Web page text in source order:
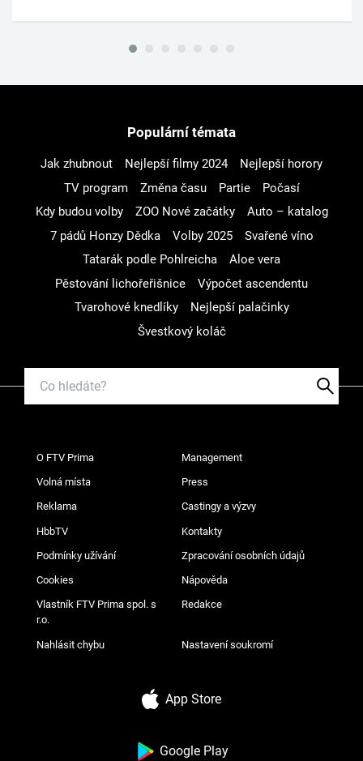
Populární témata
Jak zhubnout Nejlepší filmy 2024
Nejlepší horory
TV program
Změna času Partie
Počasí
Kdy budou volby
ZOO Nové začátky
Auto – katalog
7 pádů Honzy Dědka
Volby 2025
Svařené víno
Tatarák podle Pohlreicha
Aloe vera
Pěstování lichořeřišnice
Výpočet ascendentu
Tvarohové knedlíky
Nejlepší palačinky
Švestkový koláč
O FTV Prima Management
Volná místa Press
Reklama Castingy a výzvy
HbbTV Kontakty
Podmínky užívání Zpracování osobních údajů
Cookies Nápověda
Vlastník FTV Prima spol. s
r.o.
Redakce
Nahlásit chybu Nastavení soukromí
App Store
Google Play